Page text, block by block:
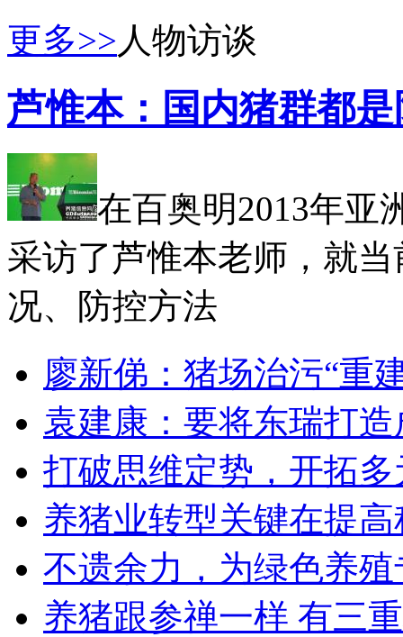
更多>>人物访谈
芦惟本：国内猪群都
在百奥明2013年亚
采访了芦惟本老师，就
况、防控方法
廖新俤：猪场治污“重
袁建康：要将东瑞打
打破思维定势，开拓
养猪业转型关键在提
不遗余力，为绿色养
养猪跟参禅一样 有三